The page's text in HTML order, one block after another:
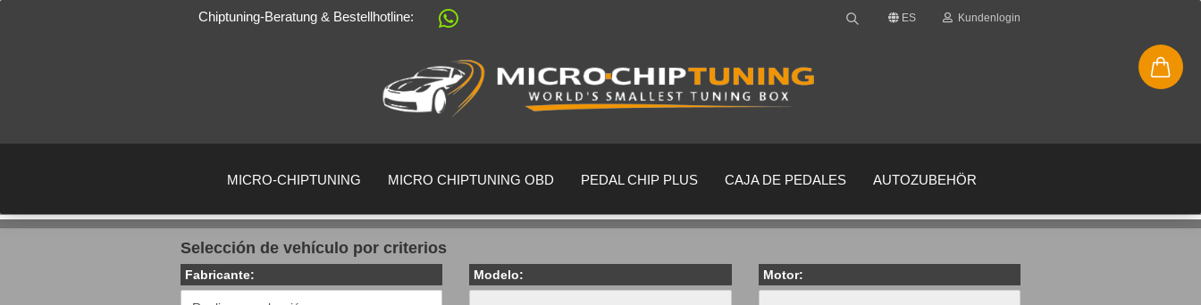
Chiptuning-Beratung & Bestellhotline: ES
Sprache auswählen
Kundenlogin
MICRO-CHIPTUNING MICRO CHIPTUNING OBD PEDAL CHIP PLUS CAJA DE PEDALES AUTOZUBEHÖR
Selección de vehículo por criterios
Fabricante: Modelo: Motor: